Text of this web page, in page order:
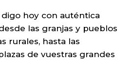
hoy con auténtica
las granjas y pueblos
rurales, hasta las
de vuestras grandes